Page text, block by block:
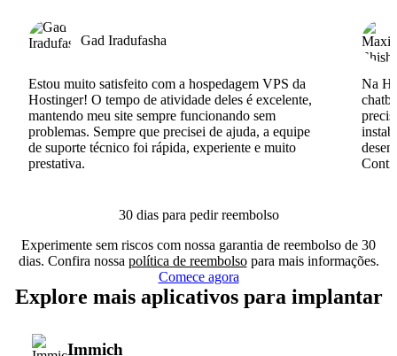
Gad Iradufasha
Estou muito satisfeito com a hospedagem VPS da
Hostinger! O tempo de atividade deles é excelente,
mantendo meu site sempre funcionando sem
problemas. Sempre que precisei de ajuda, a equipe
de suporte técnico foi rápida, experiente e muito
prestativa.
Na
30 dias para pedir reembolso
Experimente sem riscos com nossa garantia de reembolso de 30
dias. Confira nossa política de reembolsopara mais informações.
Comece agora
Explore mais aplicativos para implantar
Immich